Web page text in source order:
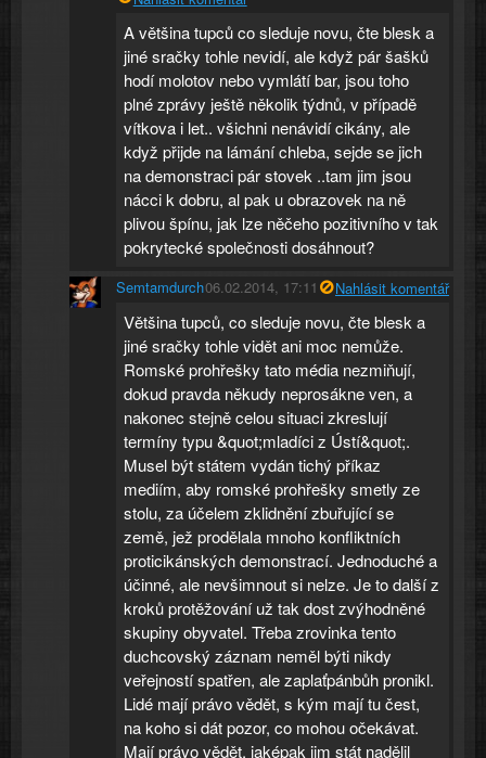
A většina tupců co sleduje novu, čte blesk a
jiné sračky tohle nevidí, ale když pár šašků
hodí molotov nebo vymlátí bar, jsou toho
plné zprávy ještě několik týdnů, v případě
vítkova i let.. všichni nenávidí cikány, ale
když přijde na lámání chleba, sejde se jich
na demonstraci pár stovek ..tam jim jsou
nácci k dobru, al pak u obrazovek na ně
plivou špínu, jak lze něčeho pozitivního v tak
pokrytecké společnosti dosáhnout?
Semtamdurch06.02.2014, 17:11 Nahlásit komentář
Většina tupců, co sleduje novu, čte blesk a
jiné sračky tohle vidět ani moc nemůže.
Romské prohřešky tato média nezmiňují,
dokud pravda někudy neprosákne ven, a
nakonec stejně celou situaci zkreslují
termíny typu &quot;mladíci z Ústí&quot;.
Musel být státem vydán tichý příkaz
mediím, aby romské prohřešky smetly ze
stolu, za účelem zklidnění zbuřující se
země, jež prodělala mnoho konfliktních
proticikánských demonstrací. Jednoduché a
účinné, ale nevšimnout si nelze. Je to další z
kroků protěžování už tak dost zvýhodněné
skupiny obyvatel. Třeba zrovinka tento
duchcovský záznam neměl býti nikdy
veřejností spatřen, ale zaplaťpánbůh pronikl.
Lidé mají právo vědět, s kým mají tu čest,
na koho si dát pozor, co mohou očekávat.
Mají právo vědět, jaképak jim stát nadělil